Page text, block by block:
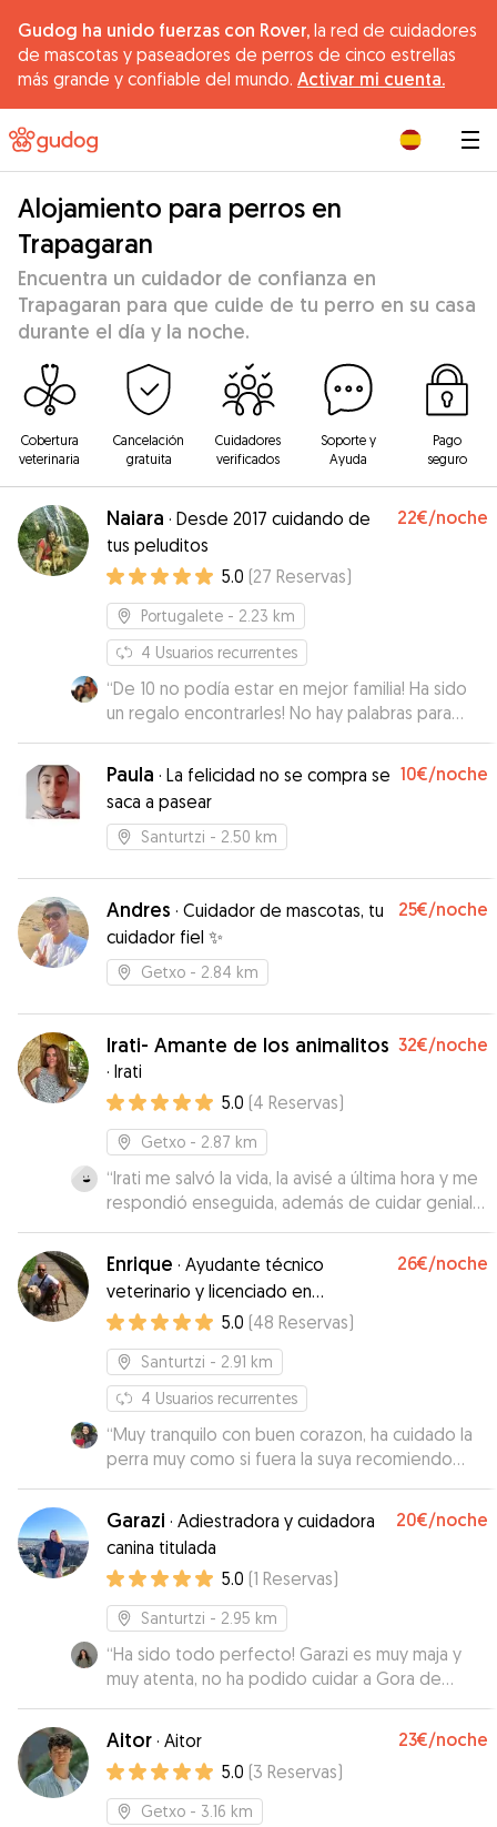
Gudog ha unido fuerzas con Rover, la red de cuidadores
de mascotas y paseadores de perros de cinco estrellas
más grande y confiable del mundo. Activar mi cuenta.
Alojamiento para perros en
Trapagaran
Encuentra un cuidador de confianza en
Trapagaran para que cuide de tu perro en su casa
durante el día y la noche.
Cobertura
veterinaria
Cancelación
gratuita
Cuidadores
verificados
Soporte y
Ayuda
Pago
seguro
Naiara · Desde 2017 cuidando de
tus peluditos
22€/noche
5.0 (27 Reservas)
Portugalete - 2.23 km
4 Usuarios recurrentes
“De 10 no podía estar en mejor familia! Ha sido
un regalo encontrarles! No hay palabras para
describir como han cuidado a nuestro txikitin!”
Paula · La felicidad no se compra se
saca a pasear
10€/noche
Santurtzi - 2.50 km
Andres · Cuidador de mascotas, tu
cuidador fiel ✨
25€/noche
Getxo - 2.84 km
Irati- Amante de los animalitos
· Irati
32€/noche
5.0 (4 Reservas)
Getxo - 2.87 km
“Irati me salvó la vida, la avisé a última hora y me
respondió enseguida, además de cuidar genial
de mi perrita tiene una perrita riquísima y
estuvieron jugando así que SUPER!!!!
Enrique · Ayudante técnico
veterinario y licenciado en
Zootécnia
26€/noche
5.0 (48 Reservas)
Santurtzi - 2.91 km
4 Usuarios recurrentes
“Muy tranquilo con buen corazon, ha cuidado la
perra muy como si fuera la suya recomiendo
100%”
Garazi · Adiestradora y cuidadora
canina titulada
20€/noche
5.0 (1 Reservas)
Santurtzi - 2.95 km
“Ha sido todo perfecto! Garazi es muy maja y
muy atenta, no ha podido cuidar a Gora de
mejor manera.”
Aitor · Aitor 23€/noche
5.0 (3 Reservas)
Getxo - 3.16 km